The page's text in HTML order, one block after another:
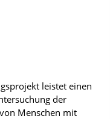
leistet einen
der
Menschen mit